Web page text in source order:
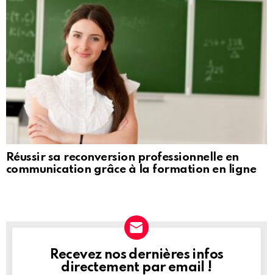
Réussir sa reconversion professionnelle en
communication grâce à la formation en ligne
NEWSLETTER
Recevez nos dernières infos
directement par email !